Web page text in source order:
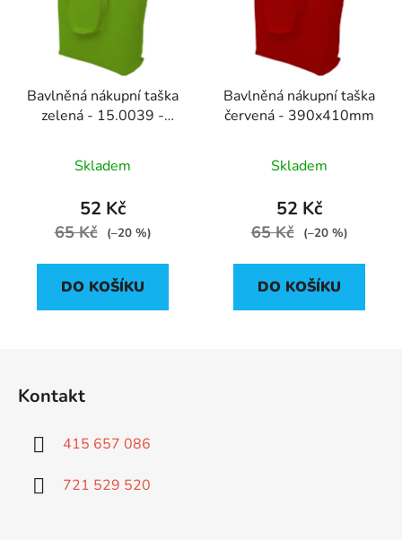
Bavlněná nákupní taška
zelená - 15.0039 -
Skladem
52 Kč
65 Kč (–20 %)
DO KOŠÍKU
Bavlněná nákupní taška
červená - 390x410mm
Skladem
52 Kč
65 Kč (–20 %)
DO KOŠÍKU
Kontakt
415 657 086
721 529 520